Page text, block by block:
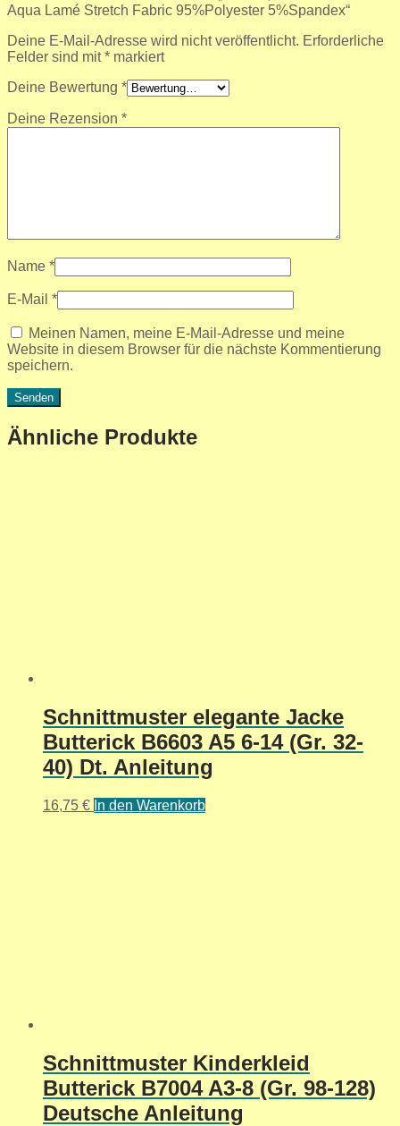
Aqua Lamé Stretch Fabric 95%Polyester 5%Spandex“
Deine E-Mail-Adresse wird nicht veröffentlicht. Erforderliche
Felder sind mit* markiert
Deine Bewertung *
Deine Rezension *
Name *
E-Mail *
Meinen Namen, meine E-Mail-Adresse und meine
Website in diesem Browser für die nächste Kommentierung
speichern.
Ähnliche Produkte
Schnittmuster elegante Jacke
Butterick B6603 A5 6-14 (Gr. 32-
40) Dt. Anleitung
16,75 € In den Warenkorb
Schnittmuster Kinderkleid
Butterick B7004 A3-8 (Gr. 98-128)
Deutsche Anleitung